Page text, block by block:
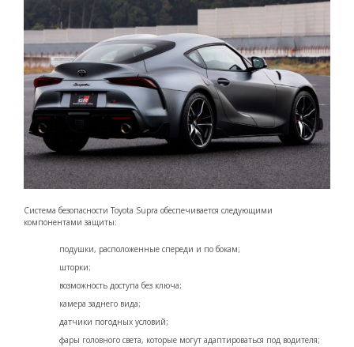
Система безопасности Toyota Supra обеспечивается следующими
компонентами защиты:
подушки, расположенные спереди и по бокам;
шторки;
возможность доступа без ключа;
камера заднего вида;
датчики погодных условий;
фары головного света, которые могут адаптироваться под водителя;